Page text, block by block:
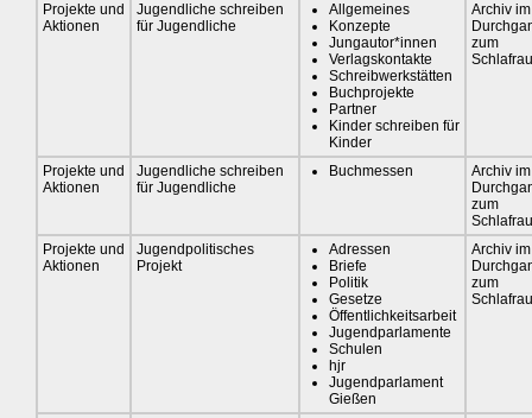
Projekte und
Aktionen
Jugendliche schreiben
für Jugendliche
Allgemeines
Konzepte
Jungautor*innen
Verlagskontakte
Schreibwerkstätten
Buchprojekte
Partner
Kinder schreiben für
Kinder
Archiv im
zum
Projekte und
Aktionen
Jugendliche schreiben
für Jugendliche
Buchmessen
Archiv im
zum
Projekte und
Aktionen
Jugendpolitisches
Projekt
Adressen
Briefe
Politik
Gesetze
Öffentlichkeitsarbeit
Jugendparlamente
Schulen
hjr
Jugendparlament
Gießen
Archiv im
zum